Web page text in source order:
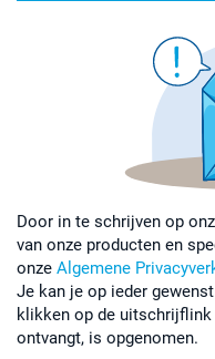
Door in te schrijven op
van onze producten en
onze Algemene
Je kan je op ieder
klikken op de
ontvangt, is opgenomen.